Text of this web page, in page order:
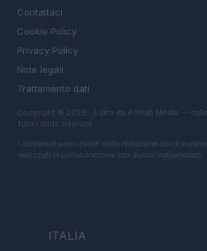
Contattaci
Cookie Policy
Privacy Policy
Note legali
Trattamento dati
Copyright © 2026 · Edito da AdHub Media — Italia
Tutti i diritti riservati
I contenuti sono curati dalla redazione con il
realizzati in collaborazione con autori indipendenti.
ITALIA